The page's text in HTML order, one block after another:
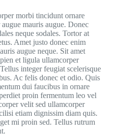
morbi tincidunt ornare
augue mauris augue. Donec
neque sodales. Tortor at
Amet justo donec enim
augue neque. Sit amet
et ligula ullamcorper
integer feugiat scelerisque
Ac felis donec et odio. Quis
dui faucibus in ornare
proin fermentum leo vel
velit sed ullamcorper
etiam dignissim diam quis.
mi proin sed. Tellus rutrum